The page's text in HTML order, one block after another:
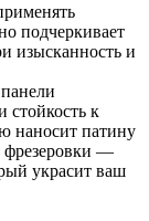
подчеркивает
изысканность и
стойкость к
наносит патину
фрезеровки —
украсит ваш